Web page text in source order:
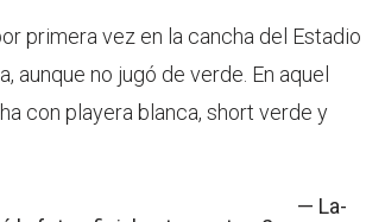
primera vez en la cancha del Estadio
aunque no jugó de verde. En aquel
con playera blanca, short verde y
— La-